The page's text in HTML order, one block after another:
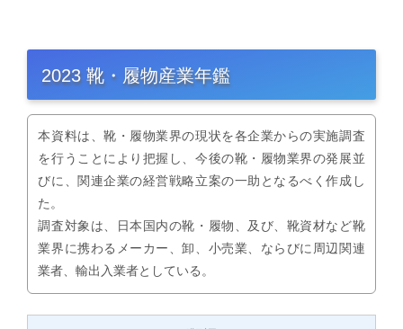
2023 靴・履物産業年鑑
本資料は、靴・履物業界の現状を各企業からの実施調査
を行うことにより把握し、今後の靴・履物業界の発展並
びに、関連企業の経営戦略立案の一助となるべく作成し
た。
調査対象は、日本国内の靴・履物、及び、靴資材など靴
業界に携わるメーカー、卸、小売業、ならびに周辺関連
業者、輸出入業者としている。